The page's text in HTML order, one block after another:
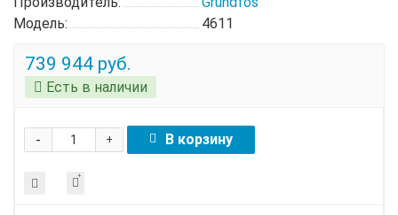
Модель:
4611
739 944 руб.
Есть в наличии
+
- В корзину